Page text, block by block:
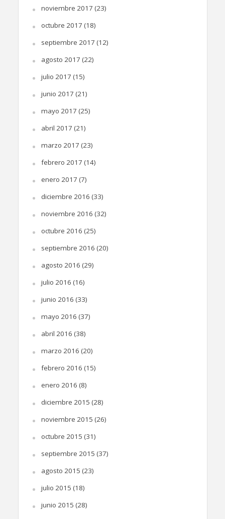
noviembre 2017 (23)
octubre 2017 (18)
septiembre 2017 (12)
agosto 2017 (22)
julio 2017 (15)
junio 2017 (21)
mayo 2017 (25)
abril 2017 (21)
marzo 2017 (23)
febrero 2017 (14)
enero 2017 (7)
diciembre 2016 (33)
noviembre 2016 (32)
octubre 2016 (25)
septiembre 2016 (20)
agosto 2016 (29)
julio 2016 (16)
junio 2016 (33)
mayo 2016 (37)
abril 2016 (38)
marzo 2016 (20)
febrero 2016 (15)
enero 2016 (8)
diciembre 2015 (28)
noviembre 2015 (26)
octubre 2015 (31)
septiembre 2015 (37)
agosto 2015 (23)
julio 2015 (18)
junio 2015 (28)